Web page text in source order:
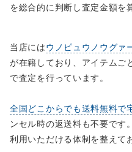
を総合的に判断し査定金額を
当店にはウノピュウノウグァ
が在籍しており、アイテムご
で査定を行っています。
全国どこからでも送料無料で
ンセル時の返送料も不要です
利用いただける体制を整えて